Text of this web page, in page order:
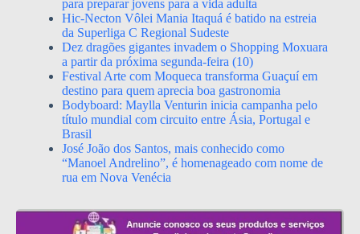
para preparar jovens para a vida adulta
Hic-Necton Vôlei Mania Itaquá é batido na estreia
da Superliga C Regional Sudeste
Dez dragões gigantes invadem o Shopping Moxuara
a partir da próxima segunda-feira (10)
Festival Arte com Moqueca transforma Guaçuí em
destino para quem aprecia boa gastronomia
Bodyboard: Maylla Venturin inicia campanha pelo
título mundial com circuito entre Ásia, Portugal e
Brasil
José João dos Santos, mais conhecido como
“Manoel Andrelino”, é homenageado com nome de
rua em Nova Venécia